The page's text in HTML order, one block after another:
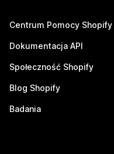
Centrum Pomocy Shopify
Dokumentacja API
Społeczność Shopify
Blog Shopify
Badania